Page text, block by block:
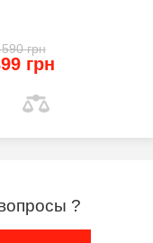
грн
грн
?